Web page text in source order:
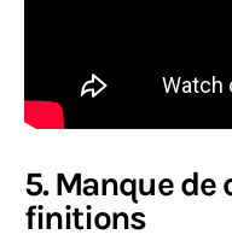
5. Manque
finitions